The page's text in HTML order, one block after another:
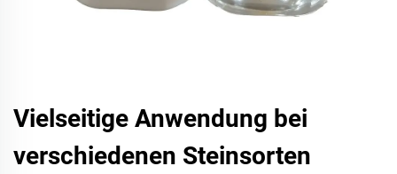
Vielseitige Anwendung bei
verschiedenen Steinsorten